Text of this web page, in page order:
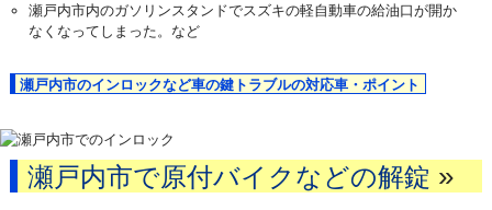
瀬戸内市内のガソリンスタンドでスズキの軽自動車の給油口が開か
なくなってしまった。など
瀬戸内市のインロックなど車の鍵トラブルの対応車・ポイント
瀬戸内市で原付バイクなどの解錠 »